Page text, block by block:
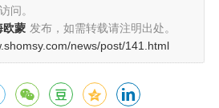
问。
欧蒙 发布，如需转载请注明出处。
news/post/141.html